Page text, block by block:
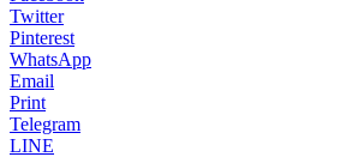
Twitter
Pinterest
WhatsApp
Email
Print
Telegram
LINE